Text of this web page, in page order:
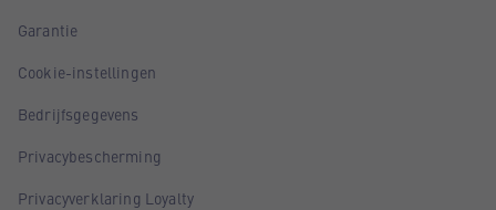
Garantie
Cookie-instellingen
Bedrijfsgegevens
Privacybescherming
Privacyverklaring Loyalty